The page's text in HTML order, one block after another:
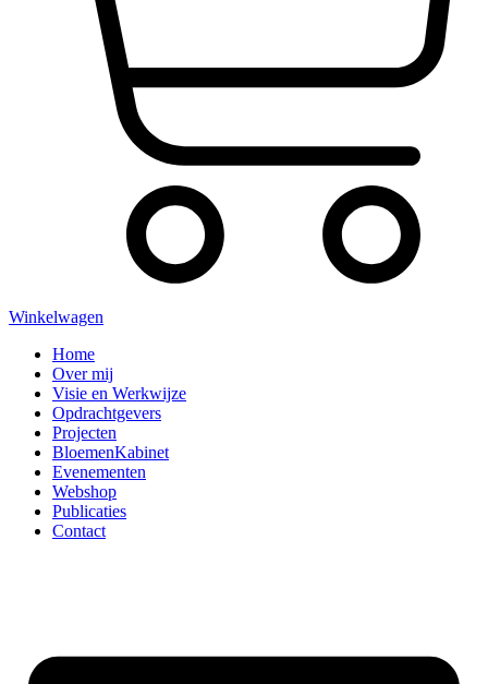
Winkelwagen
Home
Over mij
Visie en Werkwijze
Opdrachtgevers
Projecten
BloemenKabinet
Evenementen
Webshop
Publicaties
Contact